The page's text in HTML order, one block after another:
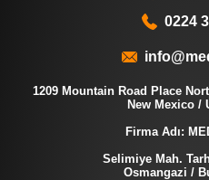
0224
1209 Mountain Road Place
New Mexico /
Firma Adı:
Selimiye Mah.
Osmangazi /